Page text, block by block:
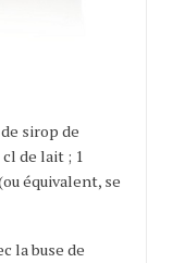
sirop de
de lait ; 1
équivalent, se
la buse de